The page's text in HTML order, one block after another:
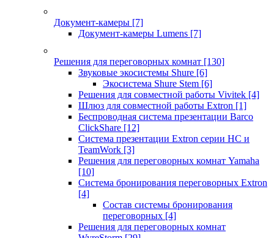
Документ-камеры [7]
Документ-камеры Lumens [7]
Решения для переговорных комнат [130]
Звуковые экосистемы Shure [6]
Экосистема Shure Stem [6]
Решения для совместной работы Vivitek [4]
Шлюз для совместной работы Extron [1]
Беспроводная система презентации Barco
ClickShare [12]
Система презентации Extron серии HC и
TeamWork [3]
Решения для переговорных комнат Yamaha
[10]
Система бронирования переговорных Extron
[4]
Состав системы бронирования
переговорных [4]
Решения для переговорных комнат